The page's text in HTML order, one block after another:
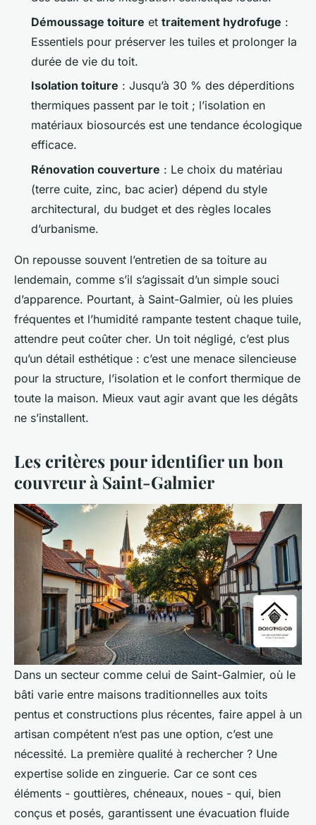
Démoussage toiture et traitement hydrofuge :
Essentiels pour préserver les tuiles et prolonger la
durée de vie du toit.
Isolation toiture : Jusqu’à 30 % des déperditions
thermiques passent par le toit ; l’isolation en
matériaux biosourcés est une tendance écologique
efficace.
Rénovation couverture : Le choix du matériau
(terre cuite, zinc, bac acier) dépend du style
architectural, du budget et des règles locales
d’urbanisme.
On repousse souvent l’entretien de sa toiture au
lendemain, comme s’il s’agissait d’un simple souci
d’apparence. Pourtant, à Saint-Galmier, où les pluies
fréquentes et l’humidité rampante testent chaque tuile,
attendre peut coûter cher. Un toit négligé, c’est plus
qu’un détail esthétique : c’est une menace silencieuse
pour la structure, l’isolation et le confort thermique de
toute la maison. Mieux vaut agir avant que les dégâts
ne s’installent.
Les critères pour identifier un bon
couvreur à Saint-Galmier
Dans un secteur comme celui de Saint-Galmier, où le
bâti varie entre maisons traditionnelles aux toits
pentus et constructions plus récentes, faire appel à un
artisan compétent n’est pas une option, c’est une
nécessité. La première qualité à rechercher ? Une
expertise solide en zinguerie. Car ce sont ces
éléments - gouttières, chéneaux, noues - qui, bien
conçus et posés, garantissent une évacuation fluide